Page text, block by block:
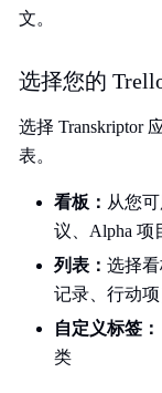
文。
选择您的
选择 Transkriptor
表。
看板： 从您
议、Alpha 项
列表： 选择
记录、行动项
自定义标签：
类